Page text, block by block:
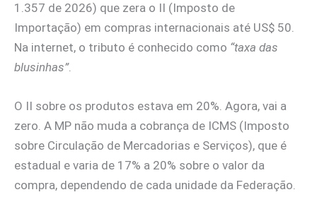
1.357 de 2026) que zera o II (Imposto de
Importação) em compras internacionais até US$ 50.
Na internet, o tributo é conhecido como “taxa das
blusinhas”.
O II sobre os produtos estava em 20%. Agora, vai a
zero. A MP não muda a cobrança de ICMS (Imposto
sobre Circulação de Mercadorias e Serviços), que é
estadual e varia de 17% a 20% sobre o valor da
compra, dependendo de cada unidade da Federação.